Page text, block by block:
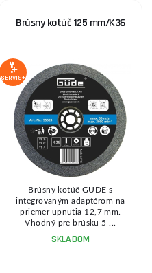
Brúsny kotúč 125 mm/K36
SERVIS+
Brúsny kotúč GÜDE s
integrovaným adaptérom na
priemer upnutia 12,7 mm.
Vhodný pre brúsku 5 ...
SKLADOM